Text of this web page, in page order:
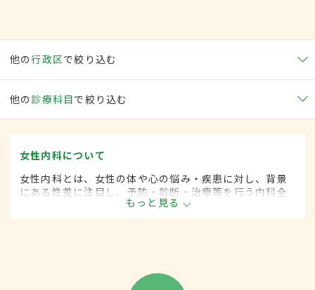
他の行政区で絞り込む
他の 診療科目で絞り込む
女性内科について
女性内科とは、女性の体や心の悩み・疾患に対し、背景
にある性差に注目し、予防・診断・治療等を行う内科全
般領域です。ライフスタイルが多様化する中、女性の健
康をトータルサポートし、必要に応じて連携医療機関へ
もっと見る